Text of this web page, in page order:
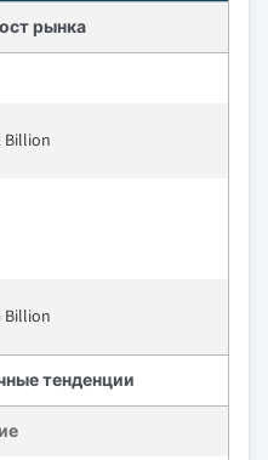
рынка
Billion
Billion
тенденции